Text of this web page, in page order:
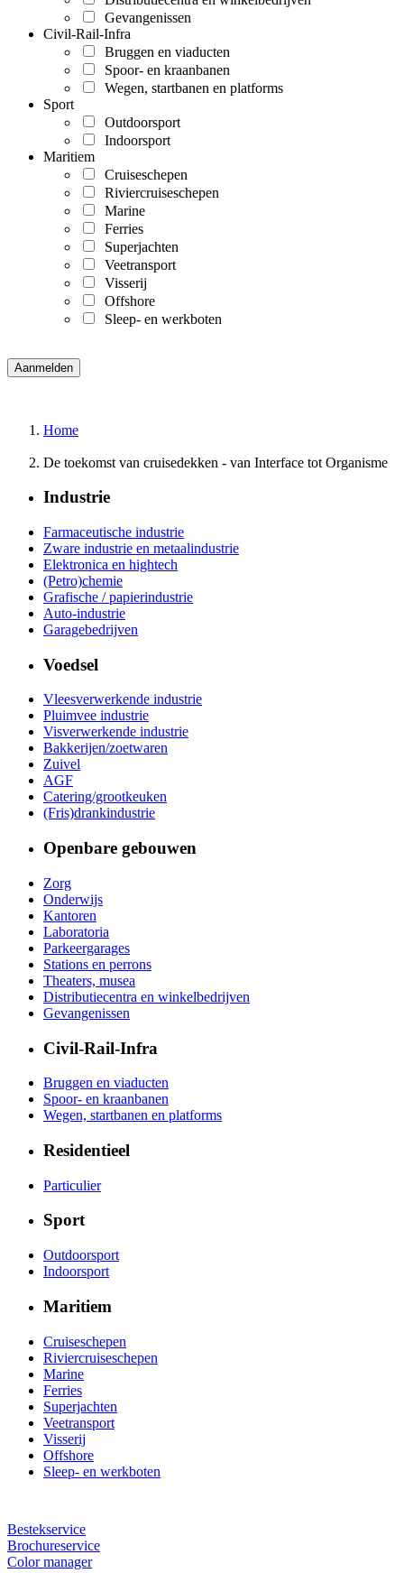
Gevangenissen
Civil-Rail-Infra
Bruggen en viaducten
Spoor- en kraanbanen
Wegen, startbanen en platforms
Sport
Outdoorsport
Indoorsport
Maritiem
Cruiseschepen
Riviercruiseschepen
Marine
Ferries
Superjachten
Veetransport
Visserij
Offshore
Sleep- en werkboten
Home
De toekomst van cruisedekken - van Interface tot Organisme
Industrie
Farmaceutische industrie
Zware industrie en metaalindustrie
Elektronica en hightech
(Petro)chemie
Grafische / papierindustrie
Auto-industrie
Garagebedrijven
Voedsel
Vleesverwerkende industrie
Pluimvee industrie
Visverwerkende industrie
Bakkerijen/zoetwaren
Zuivel
AGF
Catering/grootkeuken
(Fris)drankindustrie
Openbare gebouwen
Zorg
Onderwijs
Kantoren
Laboratoria
Parkeergarages
Stations en perrons
Theaters, musea
Distributiecentra en winkelbedrijven
Gevangenissen
Civil-Rail-Infra
Bruggen en viaducten
Spoor- en kraanbanen
Wegen, startbanen en platforms
Residentieel
Particulier
Sport
Outdoorsport
Indoorsport
Maritiem
Cruiseschepen
Riviercruiseschepen
Marine
Ferries
Superjachten
Veetransport
Visserij
Offshore
Sleep- en werkboten
Bestekservice
Brochureservice
Color manager